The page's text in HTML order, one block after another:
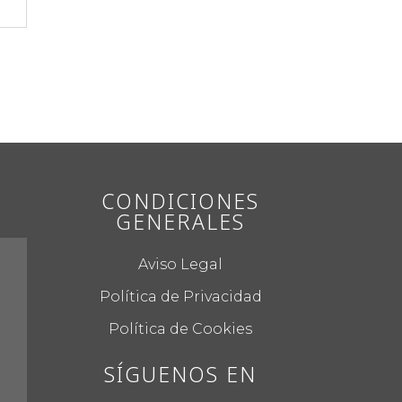
CONDICIONES
GENERALES
Aviso Legal
Política de Privacidad
Política de Cookies
SÍGUENOS EN